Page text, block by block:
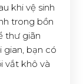
khi vệ sinh
trong bồn
thư giãn
gian, bạn có
vắt khô và